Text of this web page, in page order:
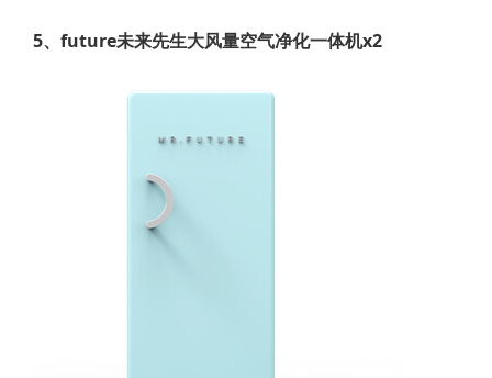
5、future未来先生大风量空气净化一体机x2